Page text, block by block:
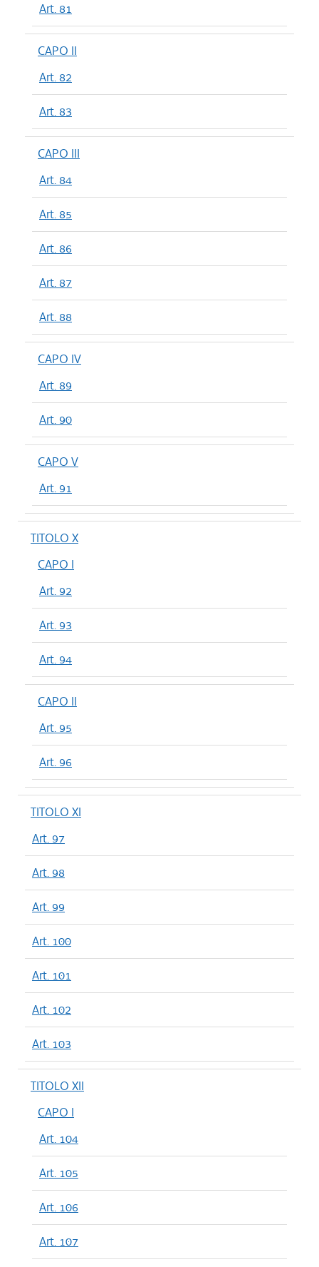
Art. 81
CAPO II
Art. 82
Art. 83
CAPO III
Art. 84
Art. 85
Art. 86
Art. 87
Art. 88
CAPO IV
Art. 89
Art. 90
CAPO V
Art. 91
TITOLO X
CAPO I
Art. 92
Art. 93
Art. 94
CAPO II
Art. 95
Art. 96
TITOLO XI
Art. 97
Art. 98
Art. 99
Art. 100
Art. 101
Art. 102
Art. 103
TITOLO XII
CAPO I
Art. 104
Art. 105
Art. 106
Art. 107